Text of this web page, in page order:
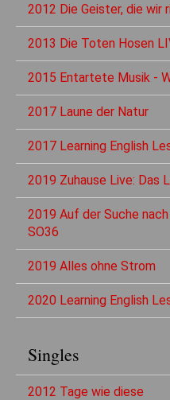
2012 Die Geister, die wir
2013 Die Toten Hosen
2015 Entartete Musik -
2017 Laune der Natur
2017 Learning English
2019 Zuhause Live: Das
2019 Auf der Suche
SO36
2019 Alles ohne Strom
2020 Learning English
Singles
2012 Tage wie diese